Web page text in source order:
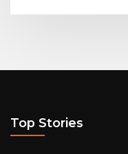
Top Stories